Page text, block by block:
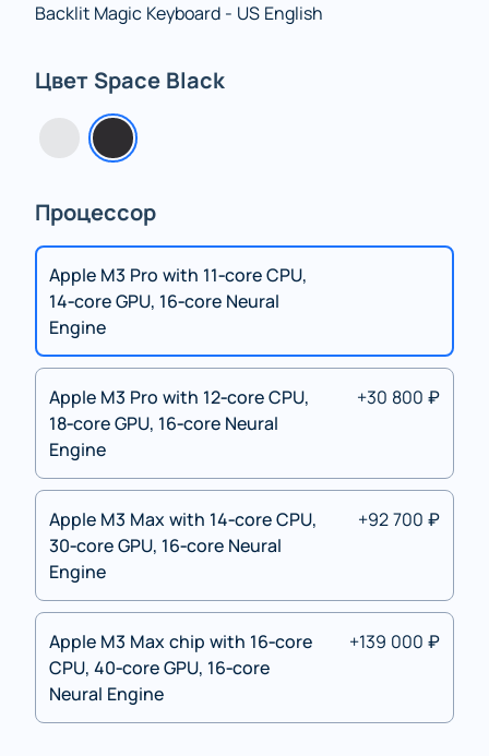
Backlit Magic Keyboard - US English
Цвет Space Black
Процессор
Apple M3 Pro with 11‑core CPU,
14‑core GPU, 16‑core Neural
Engine
Apple M3 Pro with 12‑core CPU,
18‑core GPU, 16‑core Neural
Engine
+30 800 ₽
Apple M3 Max with 14‑core CPU,
30‑core GPU, 16‑core Neural
Engine
+92 700 ₽
Apple M3 Max chip with 16‑core
CPU, 40‑core GPU, 16‑core
Neural Engine
+139 000 ₽